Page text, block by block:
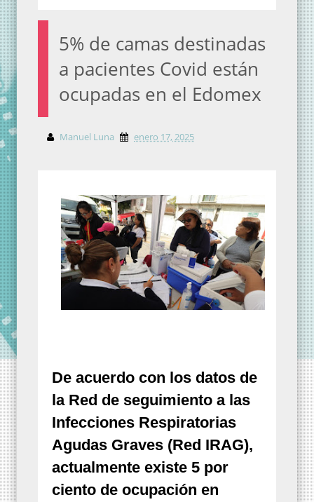
5% de camas destinadas
a pacientes Covid están
ocupadas en el Edomex
Manuel Luna enero 17, 2025
De acuerdo con los datos de
la Red de seguimiento a las
Infecciones Respiratorias
Agudas Graves (Red IRAG),
actualmente existe 5 por
ciento de ocupación en